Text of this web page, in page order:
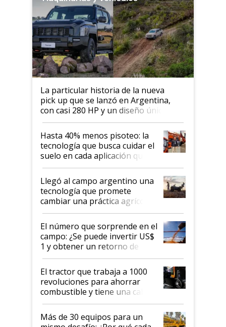
La particular historia de la nueva
pick up que se lanzó en Argentina,
con casi 280 HP y un diseño único: a
cuánto se vende
Hasta 40% menos pisoteo: la
tecnología que busca cuidar el
suelo en cada aplicación que
llevó Jacto al Congreso
Aapresid 2026
Llegó al campo argentino una
tecnología que promete
cambiar una práctica agrícola
clave: ¿Y si analizar el suelo
fuera tan simple como apretar
un botón?
El número que sorprende en el
campo: ¿Se puede invertir US$
1 y obtener un retorno de
hasta US$ 10 en agricultura?
El tractor que trabaja a 1000
revoluciones para ahorrar
combustible y tiene una cabina
que parece una computadora:
lo último en el mundo,
disponible en Argentina
Más de 30 equipos para un